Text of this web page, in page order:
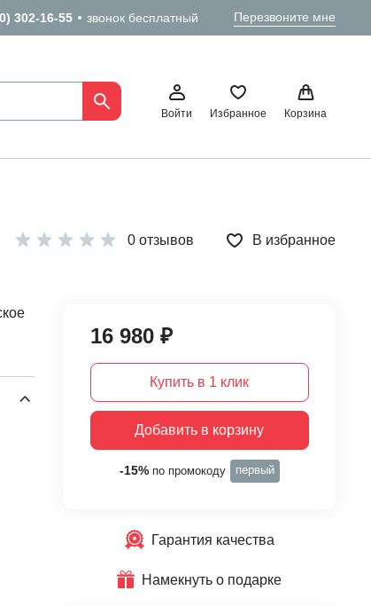
302-16-55 звонок бесплатный Перезвоните мне
Войти Избранное Корзина
0 отзывов В избранное
16 980 ₽
Купить в 1 клик
Добавить в корзину
-15%по промокоду первый
Гарантия качества
Намекнуть о подарке